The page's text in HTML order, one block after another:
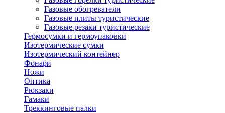
Газовые обогреватели
Газовые плиты туристические
Газовые резаки туристические
Гермосумки и гермоупаковки
Изотермические сумки
Изотермический контейнер
Фонари
Ножи
Оптика
Рюкзаки
Гамаки
Треккинговые палки